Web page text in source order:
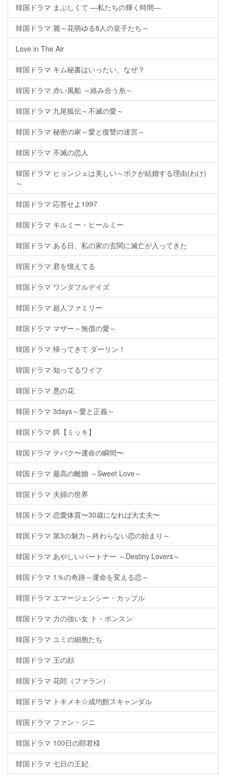
韓国ドラマ まぶしくて ―私たちの輝く時間―
韓国ドラマ 麗～花萌ゆる8人の皇子たち～
Love in The Air
韓国ドラマ キム秘書はいったい、なぜ？
韓国ドラマ 赤い風船 ～絡み合う糸～
韓国ドラマ 九尾狐伝～不滅の愛～
韓国ドラマ 秘密の家～愛と復讐の迷宮～
韓国ドラマ 不滅の恋人
韓国ドラマ ヒョンジェは美しい～ボクが結婚する理由(わけ)
～
韓国ドラマ 応答せよ1997
韓国ドラマ キルミー・ヒールミー
韓国ドラマ ある日、私の家の玄関に滅亡が入ってきた
韓国ドラマ 君を憶えてる
韓国ドラマ ワンダフルデイズ
韓国ドラマ 超人ファミリー
韓国ドラマ マザー～無償の愛～
韓国ドラマ 帰ってきて ダーリン！
韓国ドラマ 知ってるワイフ
韓国ドラマ 悪の花
韓国ドラマ 3days～愛と正義～
韓国ドラマ 餌【ミッキ】
韓国ドラマ テバク〜運命の瞬間〜
韓国ドラマ 最高の離婚 ～Sweet Love～
韓国ドラマ 夫婦の世界
韓国ドラマ 恋愛体質〜30歳になれば大丈夫〜
韓国ドラマ 第3の魅力～終わらない恋の始まり～
韓国ドラマ あやしいパートナー ～Destiny Lovers～
韓国ドラマ 1％の奇跡～運命を変える恋～
韓国ドラマ エマージェンシー・カップル
韓国ドラマ 力の強い女 ト・ボンスン
韓国ドラマ ユミの細胞たち
韓国ドラマ 王の顔
韓国ドラマ 花郎（ファラン）
韓国ドラマ トキメキ☆成均館スキャンダル
韓国ドラマ ファン・ジニ
韓国ドラマ 100日の郎君様
韓国ドラマ 七日の王妃